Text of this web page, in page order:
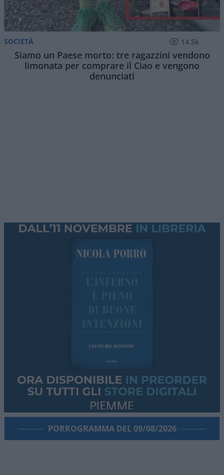
SOCIETÀ 14.5k
Siamo un Paese morto: tre ragazzini vendono
limonata per comprare il Ciao e vengono
denunciati
PORROGRAMMA DEL 09/08/2026